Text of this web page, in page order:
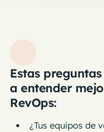
Estas
a entender
RevOps:
¿Tus equipos de